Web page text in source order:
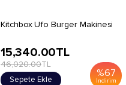
Kitchbox Ufo Burger Makinesi
%67
İndirim
15,340.00TL
46,020.00TL
Sepete Ekle